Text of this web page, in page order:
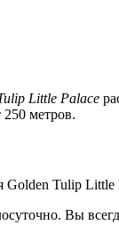
Little Palace
250 метров.
Golden Tulip Little
Вы